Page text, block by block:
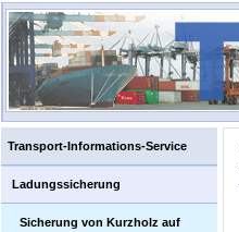
Transport-Informations-Service
Ladungssicherung
Sicherung von Kurzholz auf